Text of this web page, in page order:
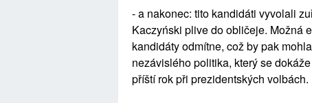
- a nakonec: tito kandidáti vyvolali
Kaczyński plive do obličeje. Možná
kandidáty odmítne, což by pak
nezávislého politika, který se
příští rok při prezidentských volbách.